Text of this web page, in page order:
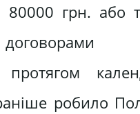
80000 грн. або
робило